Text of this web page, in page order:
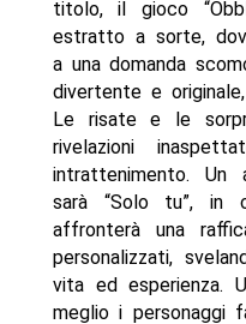
titolo, il gioco
estratto a sorte,
a una domanda
divertente e
Le risate e le
rivelazioni
intrattenimento. Un
sarà “Solo tu”, in
affronterà una
personalizzati,
vita ed esperienza.
meglio i personaggi